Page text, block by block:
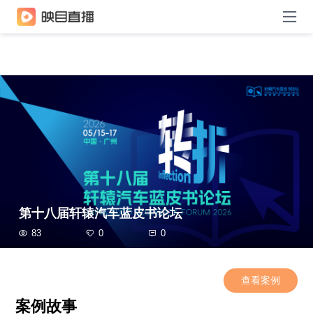
第十八届轩辕汽车蓝皮书论坛
83 0 0
案例故事
查看案例